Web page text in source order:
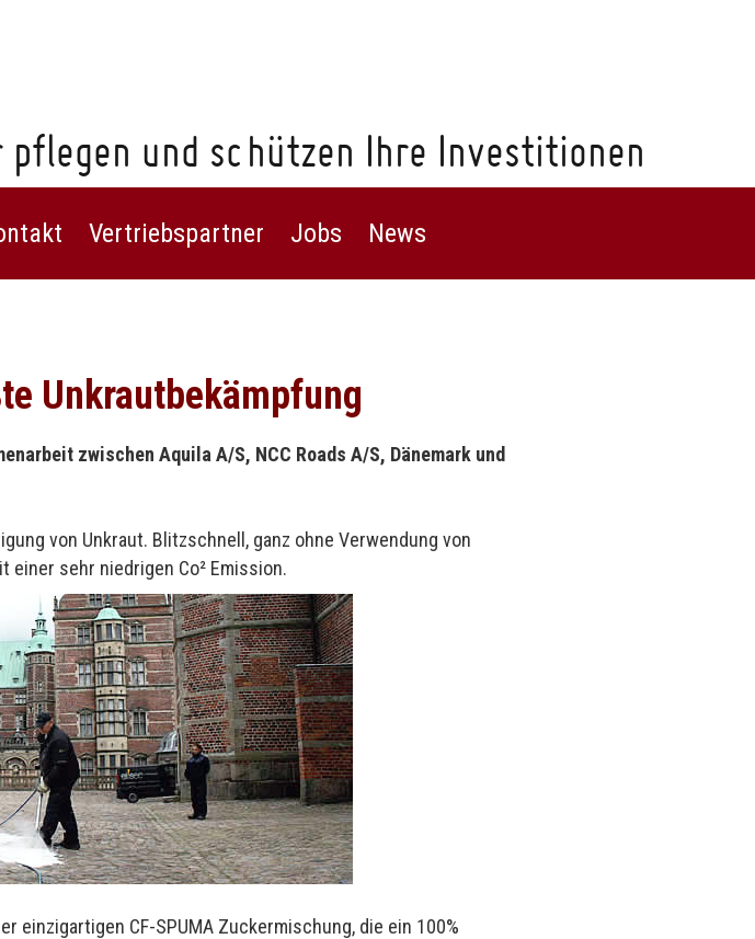
und schützen Ihre Investitionen
Vertriebspartner Jobs News
Unkrautbekämpfung
zwischen Aquila A/S, NCC Roads A/S, Dänemark und
von Unkraut. Blitzschnell, ganz ohne Verwendung von
sehr niedrigen Co² Emission.
einzigartigen CF-SPUMA Zuckermischung, die ein 100%